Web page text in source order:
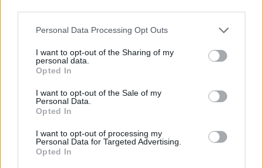
Please note that this website/app uses one or more Google
not limited to your visit or usage behaviour. You may click to
grant or deny consent to Google and its third-party tags to
use your data for below specified purposes in below Google
consent section.
Personal Data Processing Opt Outs
I want to opt-out of the Sharing of my
personal data.
Opted In
I want to opt-out of the Sale of my
Personal Data.
Opted In
I want to opt-out of processing my
Personal Data for Targeted Advertising.
Opted In